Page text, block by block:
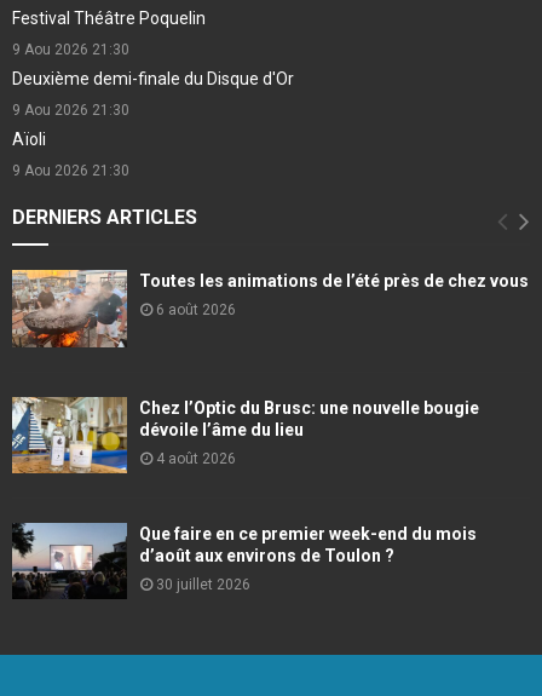
Festival Théâtre Poquelin
9 Aou 2026 21:30
Deuxième demi-finale du Disque d'Or
9 Aou 2026 21:30
Aïoli
9 Aou 2026 21:30
DERNIERS ARTICLES
Toutes les animations de l’été près de chez vous
6 août 2026
Chez l’Optic du Brusc: une nouvelle bougie
dévoile l’âme du lieu
4 août 2026
Que faire en ce premier week-end du mois
d’août aux environs de Toulon ?
30 juillet 2026